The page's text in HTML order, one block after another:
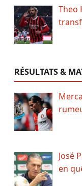
Theo
RÉSULTATS &
José
en